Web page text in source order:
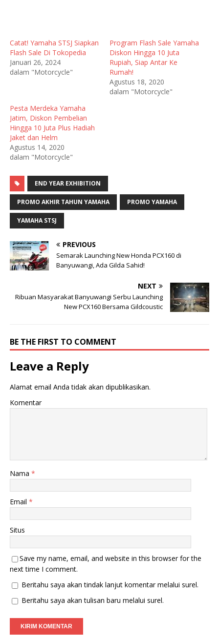
Catat! Yamaha STSJ Siapkan
Flash Sale Di Tokopedia
Januari 26, 2024
dalam "Motorcycle"
Program Flash Sale Yamaha
Diskon Hingga 10 Juta
Rupiah, Siap Antar Ke
Rumah!
Agustus 18, 2020
dalam "Motorcycle"
Pesta Merdeka Yamaha
Jatim, Diskon Pembelian
Hingga 10 Juta Plus Hadiah
Jaket dan Helm
Agustus 14, 2020
dalam "Motorcycle"
END YEAR EXHIBITION
PROMO AKHIR TAHUN YAMAHA PROMO YAMAHA
YAMAHA STSJ
PREVIOUS
Semarak Launching New Honda PCX160 di
Banyuwangi, Ada Gilda Sahid!
NEXT
Ribuan Masyarakat Banyuwangi Serbu Launching
New PCX160 Bersama Gildcoustic
BE THE FIRST TO COMMENT
Leave a Reply
Alamat email Anda tidak akan dipublikasikan.
Komentar
Nama *
Email *
Situs
Save my name, email, and website in this browser for the
next time I comment.
Beritahu saya akan tindak lanjut komentar melalui surel.
Beritahu saya akan tulisan baru melalui surel.